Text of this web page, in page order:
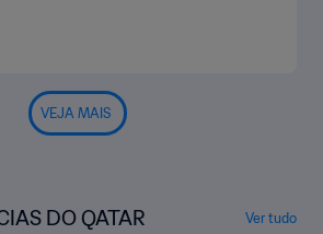
VEJA MAIS
DO QATAR Ver tudo